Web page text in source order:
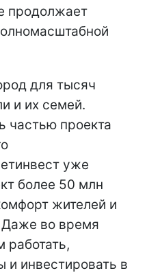
продолжает
для тысяч
и их семей.
частью проекта
уже
более 50 млн
жителей и
Даже во время
инвестировать в